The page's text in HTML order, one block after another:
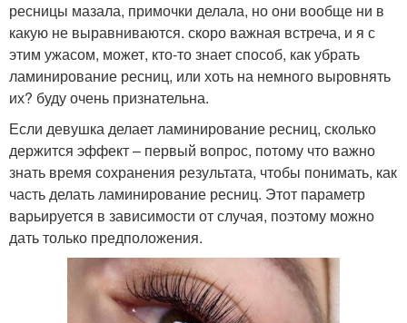
ресницы мазала, примочки делала, но они вообще ни в
какую не выравниваются. скоро важная встреча, и я с
этим ужасом, может, кто-то знает способ, как убрать
ламинирование ресниц, или хоть на немного выровнять
их? буду очень признательна.
Если девушка делает ламинирование ресниц, сколько
держится эффект – первый вопрос, потому что важно
знать время сохранения результата, чтобы понимать, как
часть делать ламинирование ресниц. Этот параметр
варьируется в зависимости от случая, поэтому можно
дать только предположения.